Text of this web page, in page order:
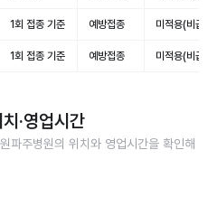
1회 접종 기준 예방접종 미적용(비급여)
1회 접종 기준 예방접종 미적용(비급여)
·영업시간
파주병원의 위치와 영업시간을 확인해